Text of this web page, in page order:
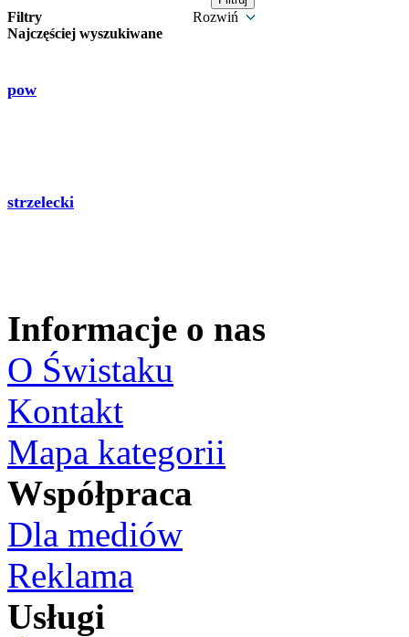
Filtry
Rozwiń
Najczęściej wyszukiwane
pow
strzelecki
Informacje o nas
O Świstaku
Kontakt
Mapa kategorii
Współpraca
Dla mediów
Reklama
Usługi